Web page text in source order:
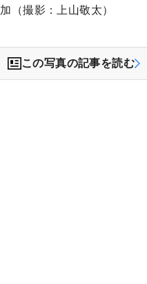
（撮影：上山敬太）
この写真の記事を読む